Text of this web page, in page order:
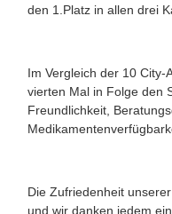
den 1.Platz in allen drei
Im Vergleich der 10 City-
vierten Mal in Folge den
Freundlichkeit,
Die Zufriedenheit
und wir danken jedem